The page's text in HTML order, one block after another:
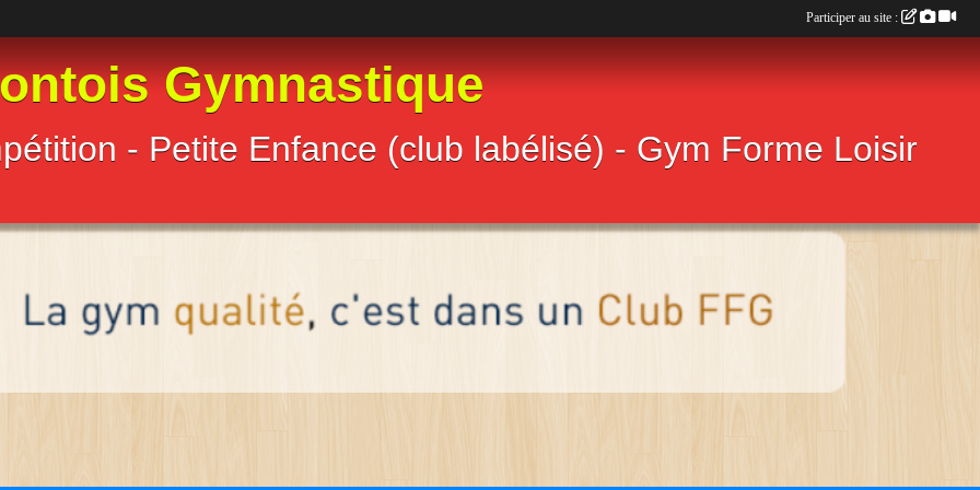
Gymnastique
- Petite Enfance (club labélisé) - Gym Forme Loisir
Participer au site :